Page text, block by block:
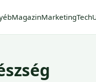
MagazinMarketingTech